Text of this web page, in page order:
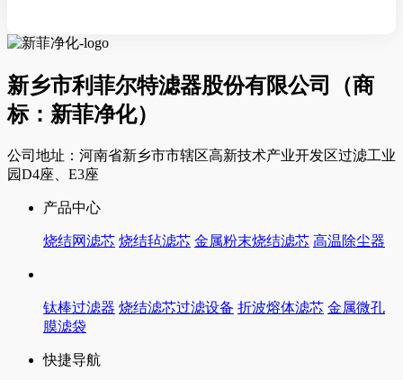
新乡市利菲尔特滤器股份有限公司（商
标：新菲净化）
公司地址：河南省新乡市市辖区高新技术产业开发区过滤工业
园D4座、E3座
产品中心
烧结网滤芯 烧结毡滤芯 金属粉末烧结滤芯 高温除尘器
钛棒过滤器 烧结滤芯过滤设备 折波熔体滤芯 金属微孔
膜滤袋
快捷导航